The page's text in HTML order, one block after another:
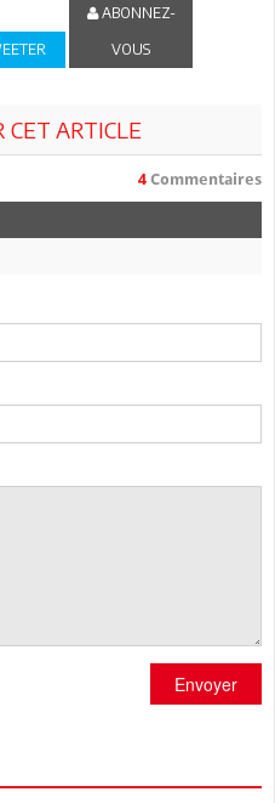
ABONNEZ-
VOUS
ARTICLE
4 Commentaires
Envoyer